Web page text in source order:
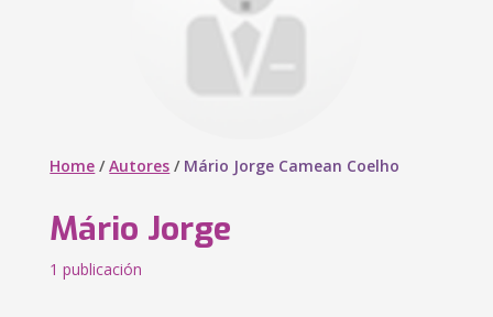
Home /Autores / Mário Jorge Camean Coelho
Mário Jorge
1 publicación